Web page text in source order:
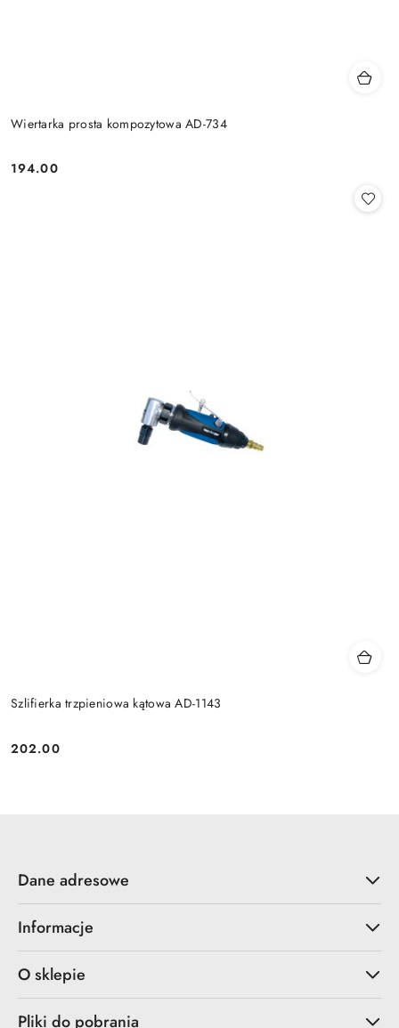
Wiertarka prosta kompozytowa AD-734
Cena:
194.00
Szlifierka trzpieniowa kątowa AD-1143
Cena:
202.00
Dane adresowe
Informacje
O sklepie
Pliki do pobrania